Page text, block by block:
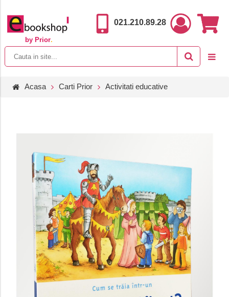
by Prior.
021.210.89.28
Acasa Carti Prior Activitati educative